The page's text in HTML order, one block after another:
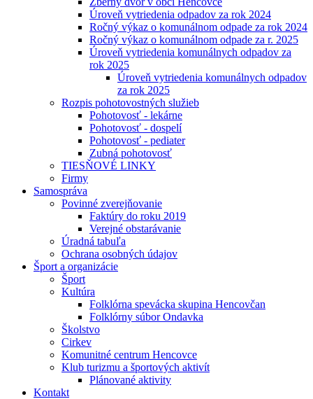
Úroveň vytriedenia odpadov za rok 2024
Ročný výkaz o komunálnom odpade za rok 2024
Ročný výkaz o komunálnom odpade za r. 2025
Úroveň vytriedenia komunálnych odpadov za
rok 2025
Úroveň vytriedenia komunálnych odpadov
za rok 2025
Rozpis pohotovostných služieb
Pohotovosť - lekárne
Pohotovosť - dospelí
Pohotovosť - pediater
Zubná pohotovosť
TIESŇOVÉ LINKY
Firmy
Samospráva
Povinné zverejňovanie
Faktúry do roku 2019
Verejné obstarávanie
Úradná tabuľa
Ochrana osobných údajov
Šport a organizácie
Šport
Kultúra
Folklórna spevácka skupina Hencovčan
Folklórny súbor Ondavka
Školstvo
Cirkev
Komunitné centrum Hencovce
Klub turizmu a športových aktivít
Plánované aktivity
Kontakt